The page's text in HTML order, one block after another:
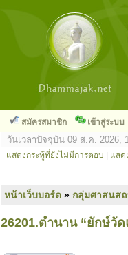
สมัครสมาชิก เข้าสู่ระบบ
วันเวลาปัจจุบัน 09 ส.ค. 2026,
แสดงกระทู้ที่ยังไม่มีการตอบ แสด
หน้าเว็บบอร์ด » กลุ่มศาสนส
26201.ตำนาน “ยักษ์วั